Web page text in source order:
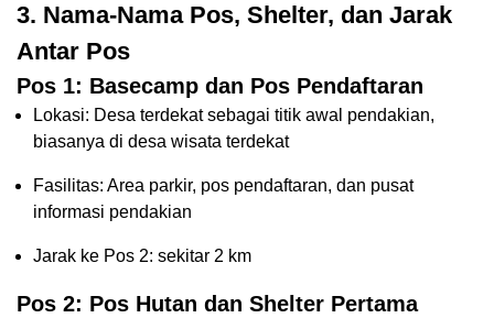
3. Nama-Nama Pos, Shelter, dan Jarak
Antar Pos
Pos 1: Basecamp dan Pos Pendaftaran
Lokasi: Desa terdekat sebagai titik awal pendakian,
biasanya di desa wisata terdekat
Fasilitas: Area parkir, pos pendaftaran, dan pusat
informasi pendakian
Jarak ke Pos 2: sekitar 2 km
Pos 2: Pos Hutan dan Shelter Pertama